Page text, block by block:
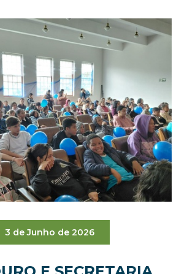
3 de Junho de 2026